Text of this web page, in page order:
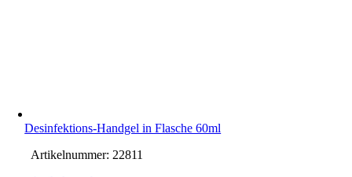
Desinfektions-Handgel in Flasche 60ml
Artikelnummer: 22811